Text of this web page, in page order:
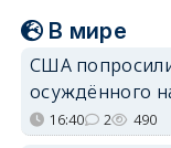
В мире
США
осуждённого
16:40 2 490